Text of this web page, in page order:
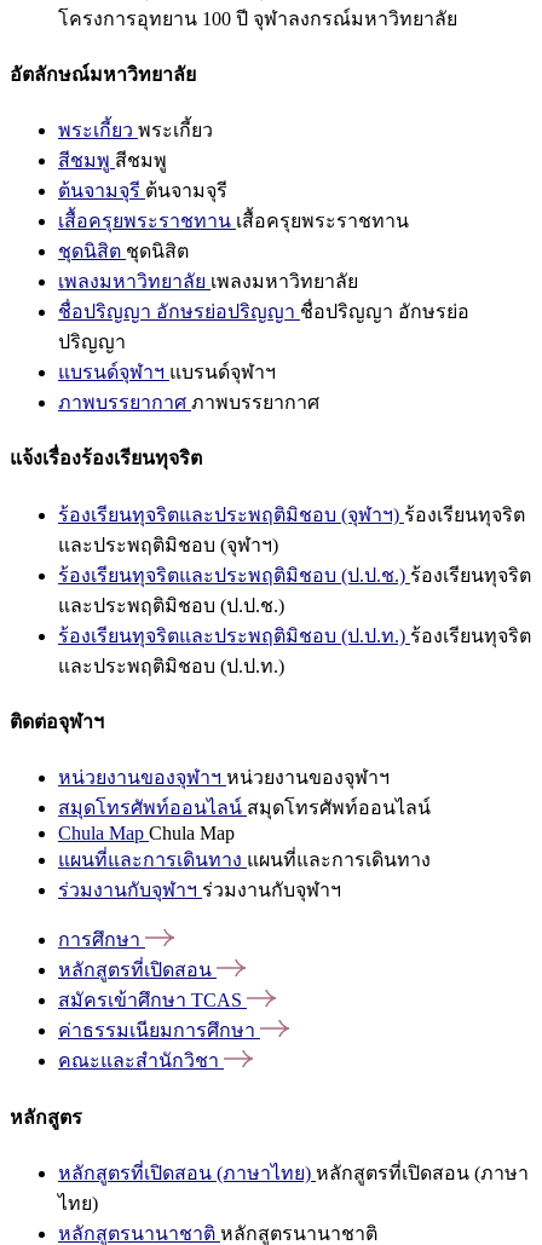
โครงการอุทยาน 100 ปี จุฬาลงกรณ์มหาวิทยาลัย
อัตลักษณ์มหาวิทยาลัย
พระเกี้ยว พระเกี้ยว
สีชมพู สีชมพู
ต้นจามจุรี ต้นจามจุรี
เสื้อครุยพระราชทาน เสื้อครุยพระราชทาน
ชุดนิสิต ชุดนิสิต
เพลงมหาวิทยาลัย เพลงมหาวิทยาลัย
ชื่อปริญญา อักษรย่อปริญญา ชื่อปริญญา อักษรย่อ
ปริญญา
แบรนด์จุฬาฯ แบรนด์จุฬาฯ
ภาพบรรยากาศ ภาพบรรยากาศ
แจ้งเรื่องร้องเรียนทุจริต
ร้องเรียนทุจริตและประพฤติมิชอบ (จุฬาฯ) ร้องเรียนทุจริต
และประพฤติมิชอบ (จุฬาฯ)
ร้องเรียนทุจริตและประพฤติมิชอบ (ป.ป.ช.) ร้องเรียนทุจริต
และประพฤติมิชอบ (ป.ป.ช.)
ร้องเรียนทุจริตและประพฤติมิชอบ (ป.ป.ท.) ร้องเรียนทุจริต
และประพฤติมิชอบ (ป.ป.ท.)
ติดต่อจุฬาฯ
หน่วยงานของจุฬาฯ หน่วยงานของจุฬาฯ
สมุดโทรศัพท์ออนไลน์ สมุดโทรศัพท์ออนไลน์
Chula Map Chula Map
แผนที่และการเดินทาง แผนที่และการเดินทาง
ร่วมงานกับจุฬาฯ ร่วมงานกับจุฬาฯ
การศึกษา
หลักสูตรที่เปิดสอน
สมัครเข้าศึกษา TCAS
ค่าธรรมเนียมการศึกษา
คณะและสำนักวิชา
หลักสูตร
หลักสูตรที่เปิดสอน (ภาษาไทย) หลักสูตรที่เปิดสอน (ภาษา
ไทย)
หลักสูตรนานาชาติ หลักสูตรนานาชาติ